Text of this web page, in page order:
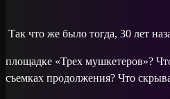
Так что же было тогда, 30 лет
площадке «Трех мушкетеров»?
съемках продолжения? Что